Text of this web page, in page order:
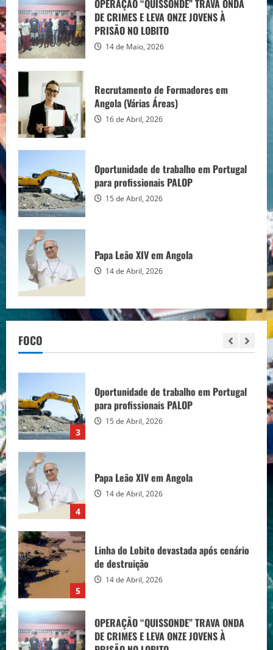
FOCO
3
15 de Abril, 2026
14 de Abril, 2026
5
14 de Abril, 2026
14 de Maio, 2026
Recrutamento de Formadores em
Angola (Várias Áreas)
3
Oportunidade de trabalho em Portugal
para profissionais PALOP
15 de Abril, 2026
4
Papa Leão XIV em Angola
14 de Abril, 2026
5
Linha do Lobito devastada após cenário
de destruição
14 de Abril, 2026
OPERAÇÃO “QUISSONDE” TRAVA ONDA
DE CRIMES E LEVA ONZE JOVENS À
PRISÃO NO LOBITO
OPERAÇÃO “QUISSONDE” TRAVA ONDA
DE CRIMES E LEVA ONZE JOVENS À
PRISÃO NO LOBITO
14 de Maio, 2026
Recrutamento de Formadores em
Angola (Várias Áreas)
16 de Abril, 2026
Oportunidade de trabalho em Portugal
para profissionais PALOP
15 de Abril, 2026
Papa Leão XIV em Angola
14 de Abril, 2026